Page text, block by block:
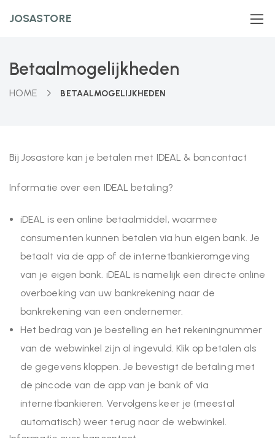
JOSASTORE
Betaalmogelijkheden
HOME BETAALMOGELIJKHEDEN
Bij Josastore kan je betalen met IDEAL & bancontact
Informatie over een IDEAL betaling?
iDEAL is een online betaalmiddel, waarmee
consumenten kunnen betalen via hun eigen bank. Je
betaalt via de app of de internetbankieromgeving
van je eigen bank. iDEAL is namelijk een directe online
overboeking van uw bankrekening naar de
bankrekening van een ondernemer.
Het bedrag van je bestelling en het rekeningnummer
van de webwinkel zijn al ingevuld. Klik op betalen als
de gegevens kloppen. Je bevestigt de betaling met
de pincode van de app van je bank of via
internetbankieren. Vervolgens keer je (meestal
automatisch) weer terug naar de webwinkel.